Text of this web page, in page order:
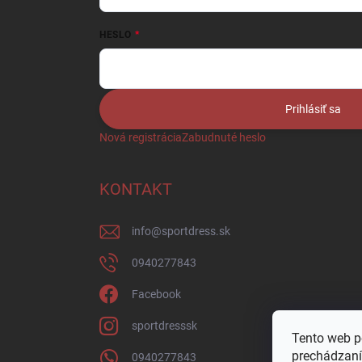
Tento web
HESLO
Prihlásiť sa
Nová registráciaZabudnuté heslo
KONTAKT
info@sportdress.sk
0940277843
Facebook
sportdresssk
0940277843